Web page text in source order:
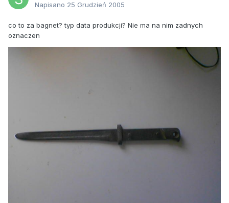
Napisano 25 Grudzień 2005
co to za bagnet? typ data produkcji? Nie ma na nim zadnych
oznaczen